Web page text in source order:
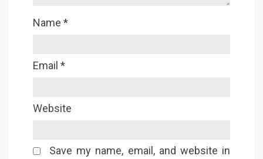
Name *
Email *
Website
Save my name, email, and website in